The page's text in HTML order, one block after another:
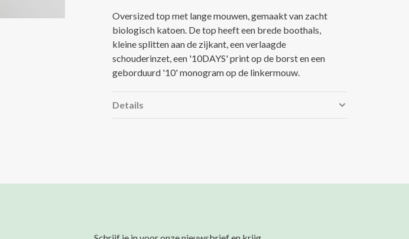
Oversized top met lange mouwen, gemaakt van zacht
biologisch katoen. De top heeft een brede boothals,
kleine splitten aan de zijkant, een verlaagde
schouderinzet, een '10DAYS' print op de borst en een
geborduurd '10' monogram op de linkermouw.
Details